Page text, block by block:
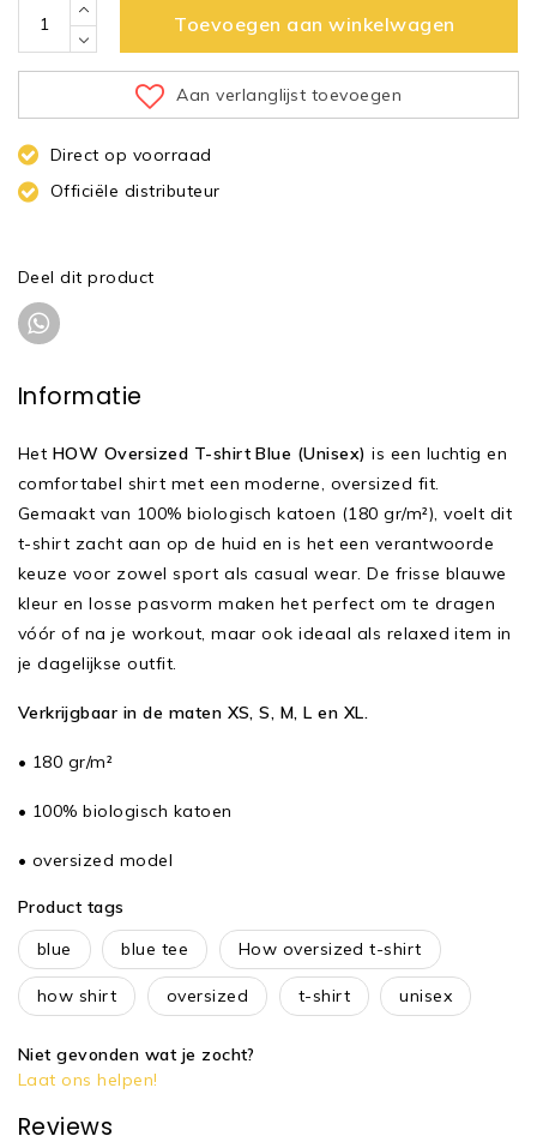
Toevoegen aan winkelwagen
Aan verlanglijst toevoegen
Direct op voorraad
Officiële distributeur
Deel dit product
Informatie
Het HOW Oversized T-shirt Blue (Unisex) is een luchtig en
comfortabel shirt met een moderne, oversized fit.
Gemaakt van 100% biologisch katoen (180 gr/m²), voelt dit
t-shirt zacht aan op de huid en is het een verantwoorde
keuze voor zowel sport als casual wear. De frisse blauwe
kleur en losse pasvorm maken het perfect om te dragen
vóór of na je workout, maar ook ideaal als relaxed item in
je dagelijkse outfit.
Verkrijgbaar in de maten XS, S, M, L en XL.
• 180 gr/m²
• 100% biologisch katoen
• oversized model
Product tags
blue
blue tee How oversized t-shirt
how shirt oversized t-shirt unisex
Niet gevonden wat je zocht?
Laat ons helpen!
Reviews